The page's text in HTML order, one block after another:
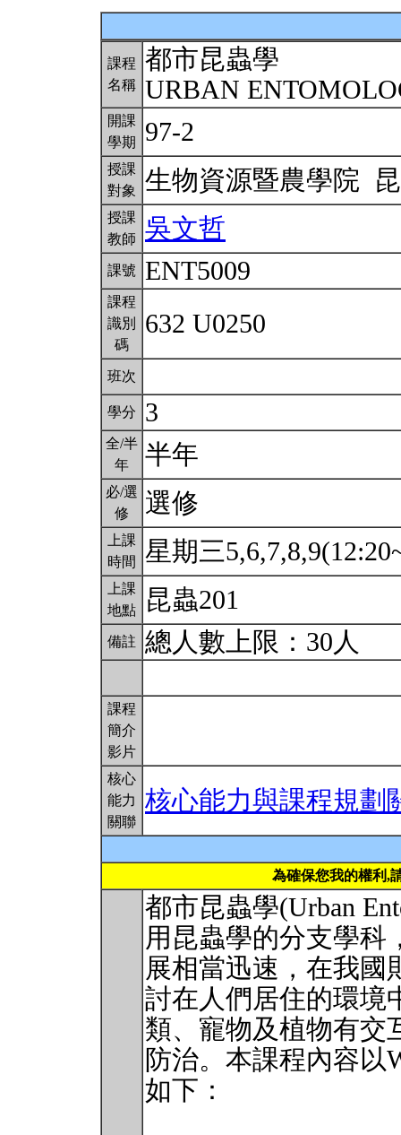
課程
名稱
都市昆蟲學
URBAN
開課
學期
97-2
授課
對象
生物資源暨農學院
授課
教師
吳文哲
課號 ENT5009
課程
識別
碼
632 U0250
班次
學分 3
全/半
年
半年
必/選
修
選修
上課
時間
星期三
上課
地點
昆蟲201
備註 總人數上限：30人
課程
簡介
影片
核心
能力
關聯
核心能力與課程規劃
為確保您我的權利,
都市昆蟲學(Urban
用昆蟲學的分支學科
展相當迅速，在我國
討在人們居住的環境
類、寵物及植物有交
防治。本課程內容以
如下：